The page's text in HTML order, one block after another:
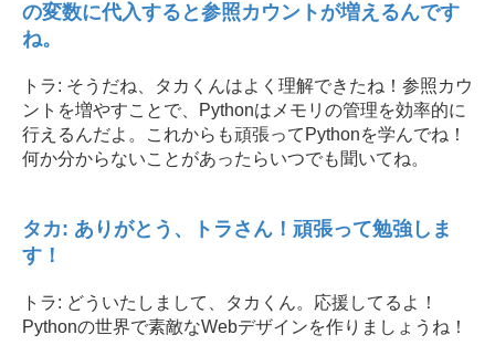
の変数に代入すると参照カウントが増えるんです
ね。
トラ: そうだね、タカくんはよく理解できたね！参照カウ
ントを増やすことで、Pythonはメモリの管理を効率的に
行えるんだよ。これからも頑張ってPythonを学んでね！
何か分からないことがあったらいつでも聞いてね。
タカ: ありがとう、トラさん！頑張って勉強しま
す！
トラ: どういたしまして、タカくん。応援してるよ！
Pythonの世界で素敵なWebデザインを作りましょうね！